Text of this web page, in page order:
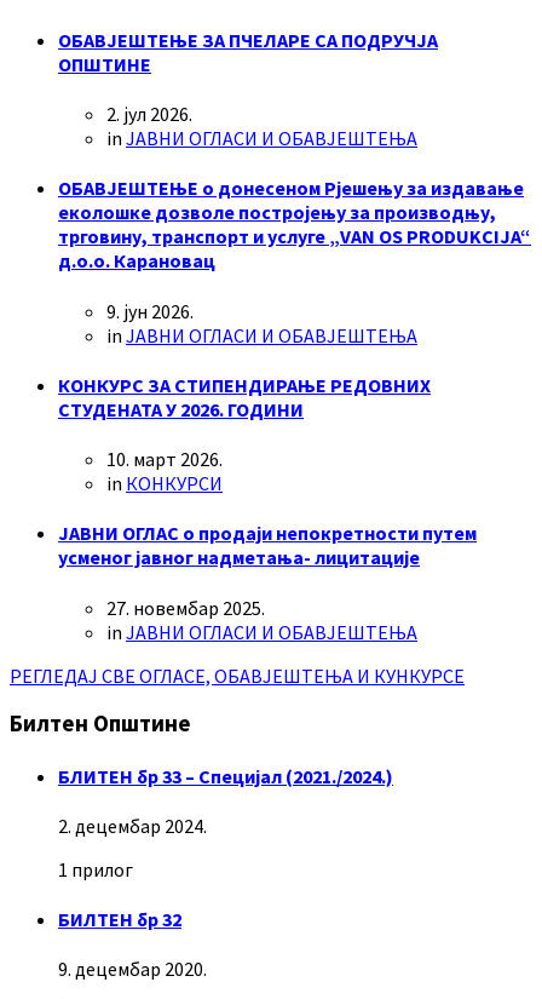
ОБАВЈЕШТЕЊЕ ЗА ПЧЕЛАРЕ СА ПОДРУЧЈА
ОПШТИНЕ
2. јул 2026.
in ЈАВНИ ОГЛАСИ И ОБАВЈЕШТЕЊА
ОБАВЈЕШТЕЊЕ о донесеном Рјешењу за издавање
еколошке дозволе постројењу за производњу,
трговину, транспорт и услуге „VAN OS PRODUKCIJA“
д.о.о. Карановац
9. јун 2026.
in ЈАВНИ ОГЛАСИ И ОБАВЈЕШТЕЊА
КОНКУРС ЗА СТИПЕНДИРАЊЕ РЕДОВНИХ
СТУДЕНАТА У 2026. ГОДИНИ
10. март 2026.
in КОНКУРСИ
ЈАВНИ ОГЛАС о продаји непокретности путем
усменог јавног надметања- лицитације
27. новембар 2025.
in ЈАВНИ ОГЛАСИ И ОБАВЈЕШТЕЊА
РЕГЛЕДАЈ СВЕ ОГЛАСЕ, ОБАВЈЕШТЕЊА И КУНКУРСЕ
Билтен Општине
БЛИТЕН бр 33 – Специјал (2021./2024.)
2. децембар 2024.
1 прилог
БИЛТЕН бр 32
9. децембар 2020.